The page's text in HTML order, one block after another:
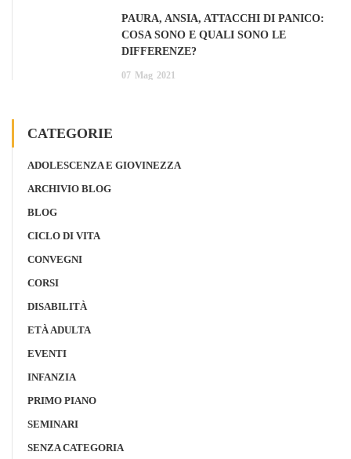
PAURA, ANSIA, ATTACCHI DI PANICO:
COSA SONO E QUALI SONO LE
DIFFERENZE?
07 Mag 2021
CATEGORIE
ADOLESCENZA E GIOVINEZZA
ARCHIVIO BLOG
BLOG
CICLO DI VITA
CONVEGNI
CORSI
DISABILITÀ
ETÀ ADULTA
EVENTI
INFANZIA
PRIMO PIANO
SEMINARI
SENZA CATEGORIA